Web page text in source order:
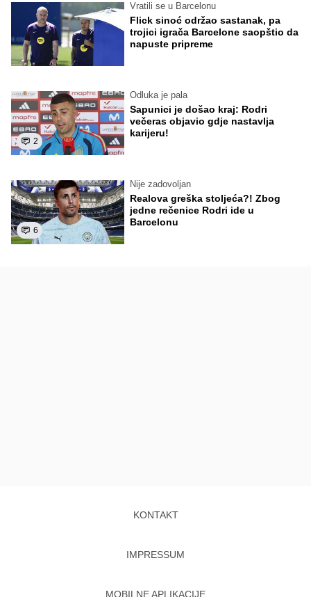
Vratili se u Barcelonu
Flick sinoć održao sastanak, pa
trojici igrača Barcelone saopštio da
napuste pripreme
2
Odluka je pala
Sapunici je došao kraj: Rodri
večeras objavio gdje nastavlja
karijeru!
6
Nije zadovoljan
Realova greška stoljeća?! Zbog
jedne rečenice Rodri ide u
Barcelonu
KONTAKT
IMPRESSUM
MOBILNE APLIKACIJE